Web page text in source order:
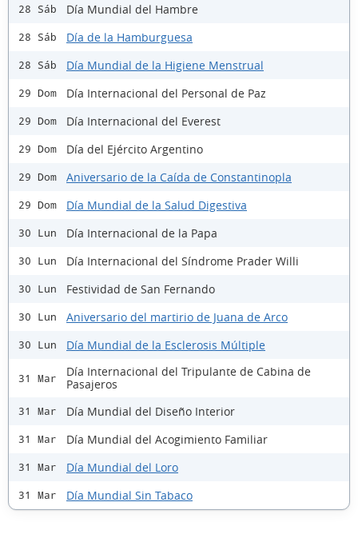
28 Sáb Día Mundial del Hambre
28 Sáb Día de la Hamburguesa
28 Sáb Día Mundial de la Higiene Menstrual
29 Dom Día Internacional del Personal de Paz
29 Dom Día Internacional del Everest
29 Dom Día del Ejército Argentino
29 Dom Aniversario de la Caída de Constantinopla
29 Dom Día Mundial de la Salud Digestiva
30 Lun Día Internacional de la Papa
30 Lun Día Internacional del Síndrome Prader Willi
30 Lun Festividad de San Fernando
30 Lun Aniversario del martirio de Juana de Arco
30 Lun Día Mundial de la Esclerosis Múltiple
31 Mar
Día Internacional del Tripulante de Cabina de
Pasajeros
31 Mar Día Mundial del Diseño Interior
31 Mar Día Mundial del Acogimiento Familiar
31 Mar Día Mundial del Loro
31 Mar Día Mundial Sin Tabaco